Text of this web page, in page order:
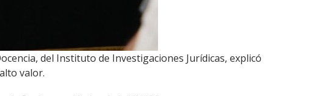
del Instituto de Investigaciones Jurídicas, explicó
valor.